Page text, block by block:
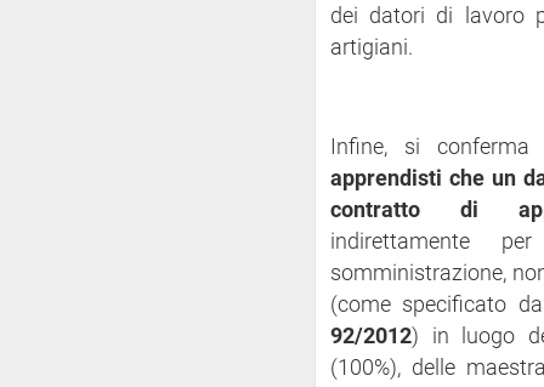
dei datori di lavoro
artigiani.
Infine, si
apprendisti che un
contratto di
indirettamente
somministrazione,
(come specificato
92/2012) in luogo
(100%), delle